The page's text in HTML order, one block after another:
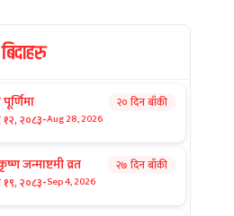
१२, २०८३-Aug 28, 2026
२० दिन बाँकी
जन्माष्टमी व्रत
१९, २०८३-Sep 4, 2026
२७ दिन बाँकी